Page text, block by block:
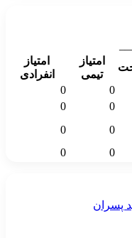
امتیاز
تیمی
امتیاز
انفرادی
0
0
0
0
0
0
0
0
پسران